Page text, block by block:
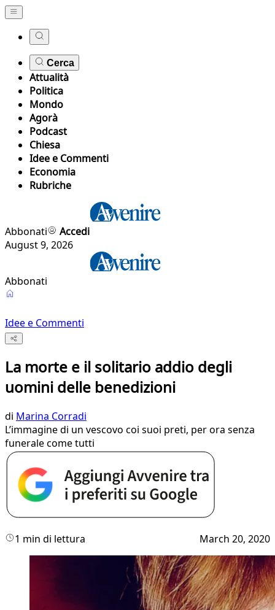
Cerca
Attualità
Politica
Mondo
Agorà
Podcast
Chiesa
Idee e Commenti
Economia
Rubriche
Abbonati
Accedi
August 9, 2026
Abbonati
Idee e Commenti
La morte e il solitario addio degli
uomini delle benedizioni
di Marina Corradi
L’immagine di un vescovo coi suoi preti, per ora senza
funerale come tutti
1 min di lettura March 20, 2020